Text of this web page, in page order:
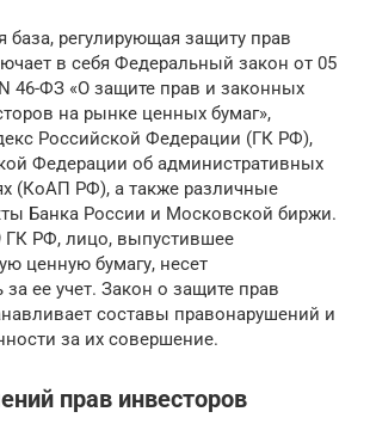
база, регулирующая защиту прав
в себя Федеральный закон от 05
46-ФЗ «О защите прав и законных
на рынке ценных бумаг»,
Российской Федерации (ГК РФ),
Федерации об административных
(КоАП РФ), а также различные
Банка России и Московской биржи.
ГК РФ, лицо, выпустившее
ценную бумагу, несет
за ее учет. Закон о защите прав
составы правонарушений и
за их совершение.
прав инвесторов